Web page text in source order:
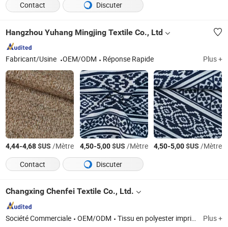
Contact
Discuter
Hangzhou Yuhang Mingjing Textile Co., Ltd
Fabricant/Usine OEM/ODM Réponse Rapide Plus +
4,44-4,68$US/Mètre 4,50-5,00$US/Mètre 4,50-5,00$US/Mètre
Contact
Discuter
Changxing Chenfei Textile Co., Ltd.
Société Commerciale OEM/ODM Tissu en polyester imprimé, tissu imprimé, tissu en polyester, ensembles de literie, tissu mélangé coton polyester, tissu de drap en microfibre, satin, taffetas, tissu pour rideaux, Minimatt Plus +